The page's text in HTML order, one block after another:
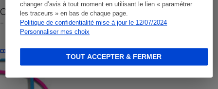
changer d’avis à tout moment en utilisant le lien « paramétrer
les traceurs » en bas de chaque page.
Politique de confidentialité mise à jour le 12/07/2024
Personnaliser mes choix
TOUT ACCEPTER & FERMER
Cafetière à capsules zéro déchet CoffeeB (vidéo)
- Premières impressions
CONSEILS